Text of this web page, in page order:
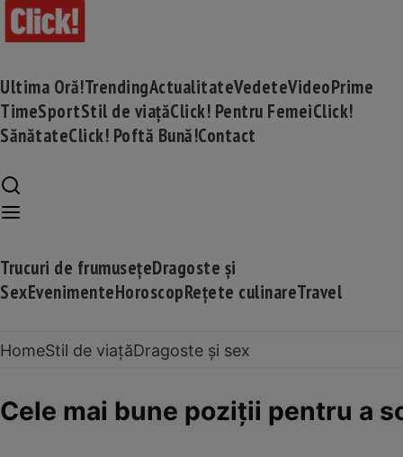
Ultima Oră!TrendingActualitateVedeteVideoPrime
TimeSportStil de viațăClick! Pentru FemeiClick!
SănătateClick! Poftă Bună!Contact
Trucuri de frumusețeDragoste și
SexEvenimenteHoroscopRețete culinareTravel
HomeStil de viațăDragoste și sex
Cele mai bune poziţii pentru a